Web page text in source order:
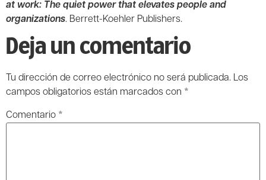
at work: The quiet power that elevates people and
organizations. Berrett-Koehler Publishers.
Deja un comentario
Tu dirección de correo electrónico no será publicada. Los
campos obligatorios están marcados con *
Comentario *